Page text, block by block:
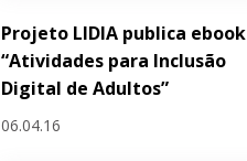
Projeto LIDIA publica ebook
“Atividades para Inclusão
Digital de Adultos”
06.04.16